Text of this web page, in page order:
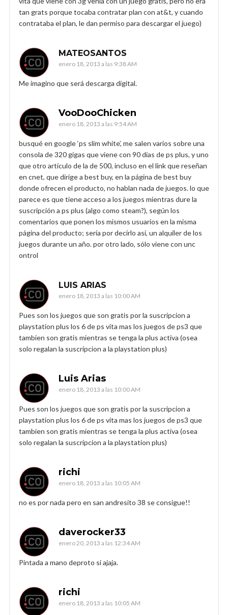
tan grats porque tocaba contratar plan con at&t, y cuando
contrataba el plan, le dan permiso para descargar el juego)
MATEOSANTOS
enero 18, 2013 a las 9:38 AM
Me imagino que será descarga digital.
VooDooChicken
enero 18, 2013 a las 9:54 AM
busqué en google ‘ps slim white’, me salen varios sobre una
consola de 320 gigas que viene con 90 días de ps plus, y uno
que otro artículo de la de 500, incluso en el link que reseñan
en cnet, que dirige a best buy, en la página de best buy
donde ofrecen el producto, no hablan nada de juegos. lo que
parece es que tiene acceso a los juegos mientras dure la
suscripción a ps plus (algo como steam?), según los
comentarios que ponen los mismos usuarios en la misma
página del producto; sería por decirlo así, un alquiler de los
juegos durante un año. por otro lado, sólo viene con unc
ontrol
LUIS ARIAS
enero 18, 2013 a las 10:00 AM
Pues son los juegos que son gratis por la suscripcion a
playstation plus los 6 de ps vita mas los juegos de ps3 que
tambien son gratis mientras se tenga la plus activa (osea
solo regalan la suscripcion a la playstation plus)
Luis Arias
enero 18, 2013 a las 10:00 AM
Pues son los juegos que son gratis por la suscripcion a
playstation plus los 6 de ps vita mas los juegos de ps3 que
tambien son gratis mientras se tenga la plus activa (osea
solo regalan la suscripcion a la playstation plus)
richi
enero 18, 2013 a las 10:05 AM
no es por nada pero en san andresito 38 se consigue!!
daverocker33
enero 20, 2013 a las 12:34 AM
Pintada a mano deproto si ajaja.
richi
enero 18, 2013 a las 10:05 AM